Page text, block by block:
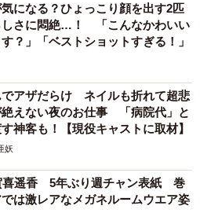
になる？ひょっこり顔を出す2匹
しさに悶絶…！ 「こんなかわいい
？」「ベストショットすぎる！」
でアザだらけ ネイルも折れて超悲
えない夜のお仕事 「病院代」と
神客も！【現役キャストに取材】
妖
喜遥香 5年ぶり週チャン表紙 巻
は激レアなメガネルームウエア姿